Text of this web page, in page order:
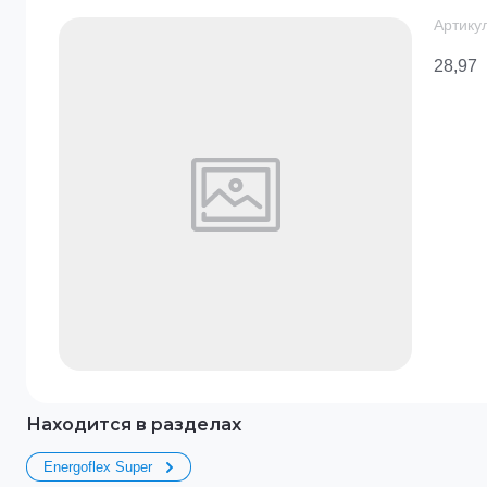
28,97
Находится в разделах
Energoflex Super